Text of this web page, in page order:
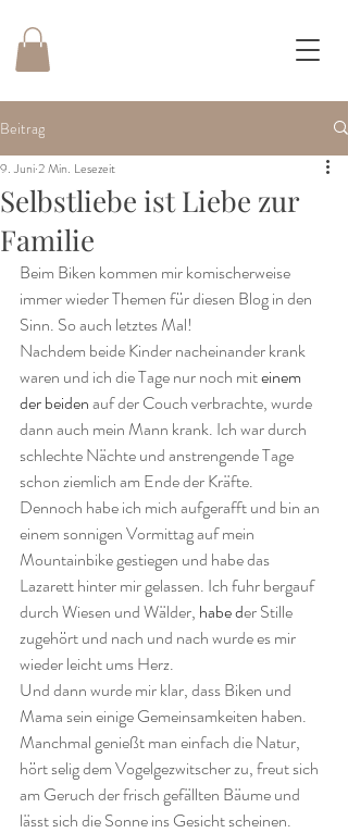
Beitrag
Selbstliebe ist Liebe zur
Familie
9. Juni2 Min. Lesezeit
Beim Biken kommen mir komischerweise
immer wieder Themen für diesen Blog in den
Sinn. So auch letztes Mal!
Nachdem beide Kinder nacheinander krank
waren und ich die Tage nur noch mit einem
der beiden auf der Couch verbrachte, wurde
dann auch mein Mann krank. Ich war durch
schlechte Nächte und anstrengende Tage
schon ziemlich am Ende der Kräfte.
Dennoch habe ich mich aufgerafft und bin an
einem sonnigen Vormittag auf mein
Mountainbike gestiegen und habe das
Lazarett hinter mir gelassen. Ich fuhr bergauf
durch Wiesen und Wälder, habe der Stille
zugehört und nach und nach wurde es mir
wieder leicht ums Herz.
Und dann wurde mir klar, dass Biken und
Mama sein einige Gemeinsamkeiten haben.
Manchmal genießt man einfach die Natur,
hört selig dem Vogelgezwitscher zu, freut sich
am Geruch der frisch gefällten Bäume und
lässt sich die Sonne ins Gesicht scheinen.